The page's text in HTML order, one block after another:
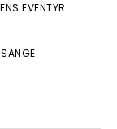
EVENTYR